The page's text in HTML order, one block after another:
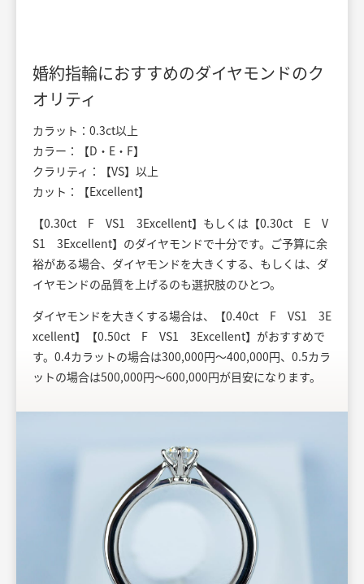
婚約指輪におすすめのダイヤモンドのク
オリティ
カラット：0.3ct以上
カラー：【D・E・F】
クラリティ：【VS】以上
カット：【Excellent】
【0.30ct F VS1 3Excellent】もしくは【0.30ct E V
S1 3Excellent】のダイヤモンドで十分です。ご予算に余
裕がある場合、ダイヤモンドを大きくする、もしくは、ダ
イヤモンドの品質を上げるのも選択肢のひとつ。
ダイヤモンドを大きくする場合は、【0.40ct F VS1 3E
xcellent】【0.50ct F VS1 3Excellent】がおすすめで
す。0.4カラットの場合は300,000円～400,000円、0.5カラ
ットの場合は500,000円～600,000円が目安になります。